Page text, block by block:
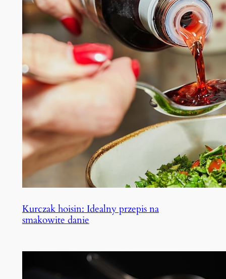
Kurczak hoisin: Idealny przepis na
smakowite danie